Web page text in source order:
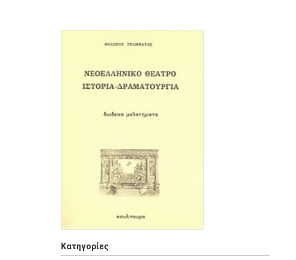
Κατηγορίες